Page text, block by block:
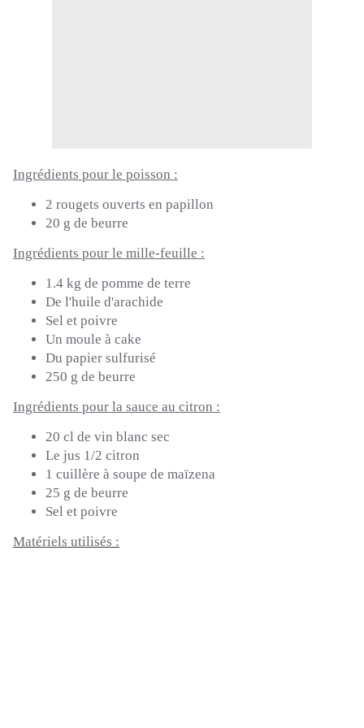
Ingrédients pour le poisson :
2 rougets ouverts en papillon
20 g de beurre
Ingrédients pour le mille-feuille :
1.4 kg de pomme de terre
De l'huile d'arachide
Sel et poivre
Un moule à cake
Du papier sulfurisé
250 g de beurre
Ingrédients pour la sauce au citron :
20 cl de vin blanc sec
Le jus 1/2 citron
1 cuillère à soupe de maïzena
25 g de beurre
Sel et poivre
Matériels utilisés :